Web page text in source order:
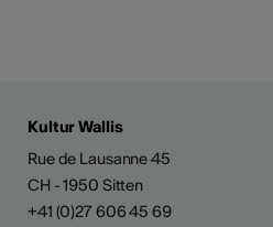
Kultur Wallis
Rue de Lausanne 45
CH - 1950 Sitten
+41 (0)27 606 45 69